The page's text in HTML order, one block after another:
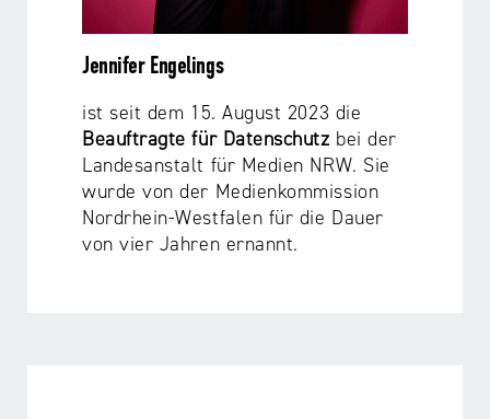
Jennifer Engelings
ist seit dem 15. August 2023 die
Beauftragte für Datenschutz bei der
Landesanstalt für Medien NRW. Sie
wurde von der Medienkommission
Nordrhein-Westfalen für die Dauer
von vier Jahren ernannt.